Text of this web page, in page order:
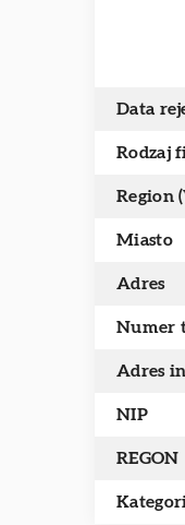
Data
Rodzaj
Region
Miasto
Adres
Numer
Adres
NIP
REGON